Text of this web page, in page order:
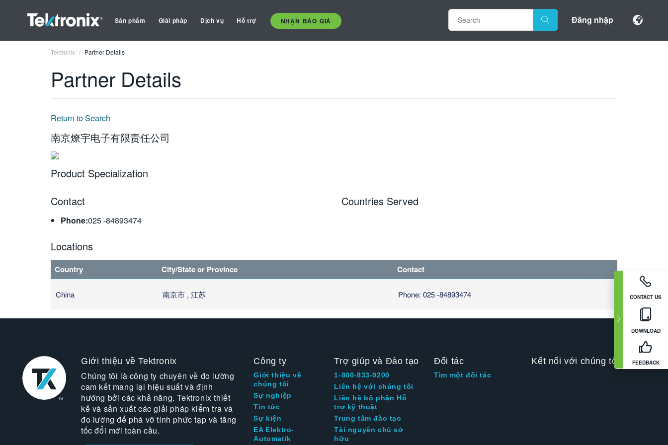
Sản phẩm Giải pháp Dịch vụ Hỗ trợ NHẬN BÁO GIÁ Đăng nhập
CONTACT US
DOWNLOAD
FEEDBACK
Tektronix Partner Details
Partner Details
Return to Search
南京燎宇电子有限责任公司
Product Specialization
Contact
Phone:025 -84893474
Countries Served
Locations
Country City/State or Province Contact
China 南京市 , 江苏 Phone: 025 -84893474
Giới thiệu về Tektronix
Chúng tôi là công ty chuyên về đo lường
cam kết mang lại hiệu suất và định
hướng bởi các khả năng. Tektronix thiết
kế và sản xuất các giải pháp kiểm tra và
đo lường để phá vỡ tính phức tạp và tăng
tốc đổi mới toàn cầu.
Công ty
Giới thiệu về
chúng tôi
Sự nghiệp
Tin tức
Sự kiện
EA Elektro-
Automatik
Trợ giúp và Đào tạo
1-800-833-9200
Liên hệ với chúng tôi
Liên hệ bộ phận Hỗ
trợ kỹ thuật
Trung tâm đào tạo
Tài nguyên chủ sở
hữu
Đối tác
Tìm một đối tác
Kết nối với chúng tôi